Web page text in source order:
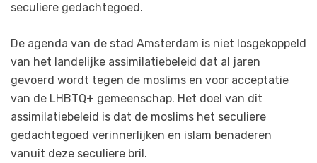
seculiere gedachtegoed.
De agenda van de stad Amsterdam is niet losgekoppeld
van het landelijke assimilatiebeleid dat al jaren
gevoerd wordt tegen de moslims en voor acceptatie
van de LHBTQ+ gemeenschap. Het doel van dit
assimilatiebeleid is dat de moslims het seculiere
gedachtegoed verinnerlijken en islam benaderen
vanuit deze seculiere bril.